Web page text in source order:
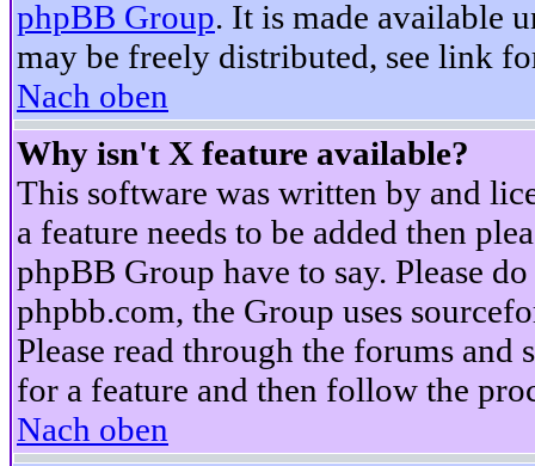
phpBB Group. It is made available
may be freely distributed, see link
Nach oben
Why isn't X feature available?
This software was written by and
a feature needs to be added then
phpBB Group have to say. Please
phpbb.com, the Group uses
Please read through the forums
for a feature and then follow the
Nach oben